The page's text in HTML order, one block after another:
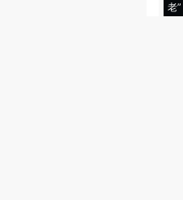
老”